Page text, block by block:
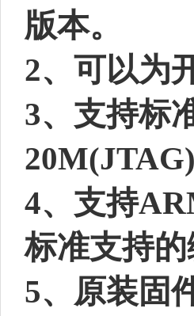
版本。
2、可以为
3、支持标
4、支持
标准支持
5、原装固